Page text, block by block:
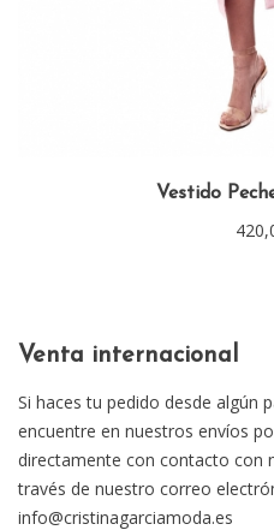
Vestido
Venta internacional
Si haces tu pedido desde algún
encuentre en nuestros envíos
directamente con contacto con
través de nuestro correo
info@cristinagarciamoda.es